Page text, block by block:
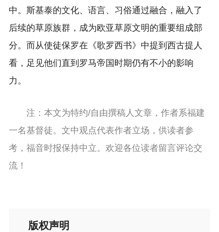
中。斯基泰的文化、语言、习俗通过融合，融入了
后续的草原族群，成为欧亚草原文明的重要组成部
分。而从使徒保罗在《歌罗西书》中提到西古提人
看，足见他们直到罗马帝国时期仍有不小的影响
力。
注：本文为特约/自由撰稿人文章，作者系福建
一名基督徒。文中观点代表作者立场，供读者参
考，福音时报保持中立。欢迎各位读者留言评论交
流！
版权声明